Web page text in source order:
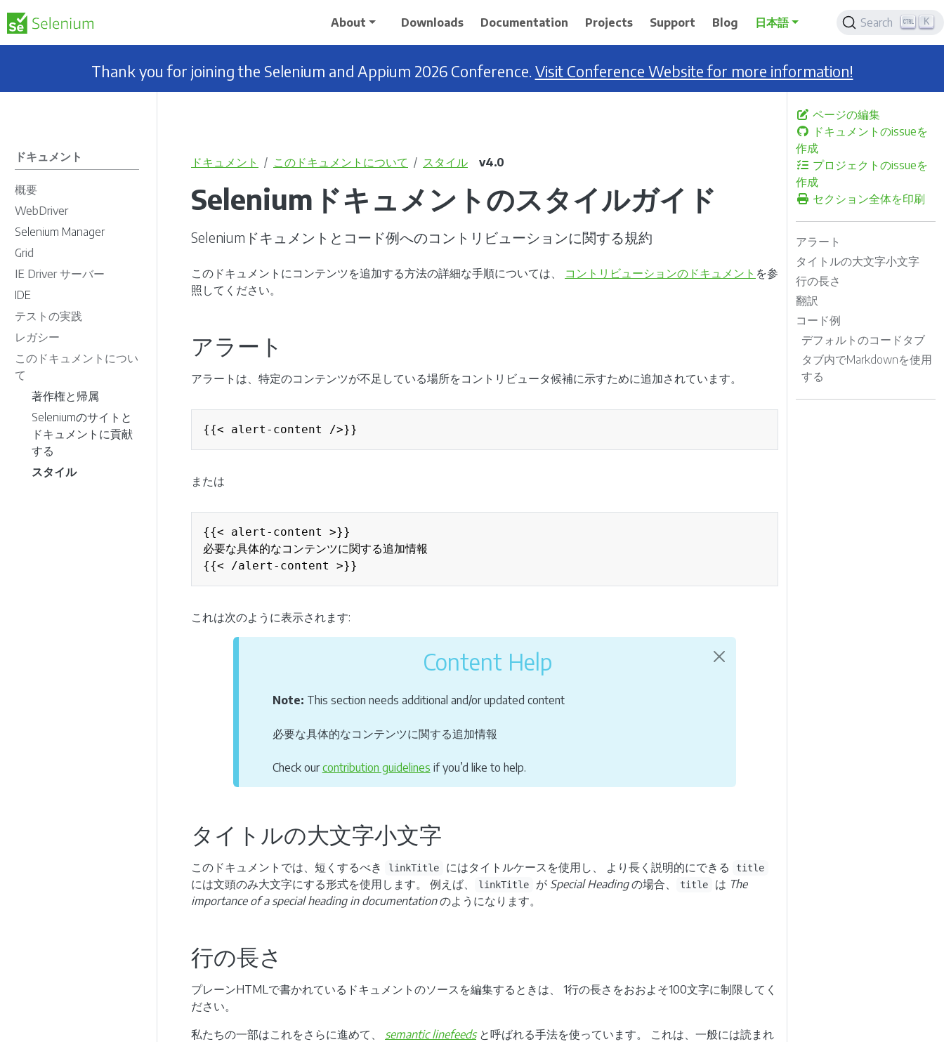
About Downloads Documentation Projects Support Blog 日本語 Search K
Thank you for joining the Selenium and Appium 2026 Conference. Visit Conference Website for more information!
ドキュメント
概要
WebDriver
Selenium Manager
Grid
IE Driver サーバー
IDE
テストの実践
レガシー
このドキュメントについ
て
著作権と帰属
Seleniumのサイトと
ドキュメントに貢献
する
スタイル
ページの編集
ドキュメントのissueを
作成
プロジェクトのissueを
作成
セクション全体を印刷
アラート
タイトルの大文字小文字
行の長さ
翻訳
コード例
デフォルトのコードタブ
タブ内でMarkdownを使用
する
ドキュメント このドキュメントについて スタイル v4.0
Seleniumドキュメントのスタイルガイド
Seleniumドキュメントとコード例へのコントリビューションに関する規約
このドキュメントにコンテンツを追加する方法の詳細な手順については、 コントリビューションのドキュメント を参
照してください。
アラート
アラートは、特定のコンテンツが不足している場所をコントリビュータ候補に示すために追加されています。
{{< alert-content />}}
または
{{< alert-content >}}
必要な具体的なコンテンツに関する追加情報
{{< /alert-content >}}
これは次のように表示されます:
Content Help
Note: This section needs additional and/or updated content
必要な具体的なコンテンツに関する追加情報
Check ourcontribution guidelines if you’d like to help.
タイトルの大文字小文字
このドキュメントでは、短くするべき linkTitle にはタイトルケースを使用し、 より長く説明的にできる title
には文頭のみ大文字にする形式を使用します。 例えば、 linkTitle が Special Headingの場合、 title は The
importance of a special heading in documentationのようになります。
行の長さ
プレーンHTMLで書かれているドキュメントのソースを編集するときは、 1行の長さをおおよそ100文字に制限してく
ださい。
私たちの一部はこれをさらに進めて、 semantic linefeedsと呼ばれる手法を使っています。 これは、一般には読まれ